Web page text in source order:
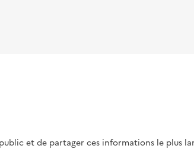
et de partager ces informations le plus